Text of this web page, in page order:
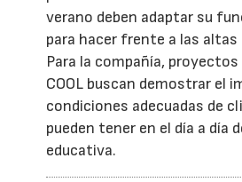
verano deben adaptar su
para hacer frente a las
Para la compañía,
COOL buscan demostrar el
condiciones adecuadas de
pueden tener en el día a día
educativa.